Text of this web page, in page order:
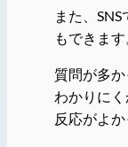
また、
もできます
質問が多か
わかりにく
反応がよ